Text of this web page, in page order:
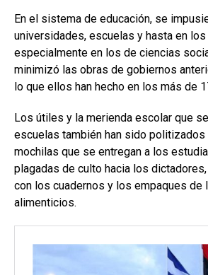
En el sistema de educación, se
universidades, escuelas y hasta en
especialmente en los de ciencias
minimizó las obras de gobiernos
lo que ellos han hecho en los más de
Los útiles y la merienda escolar que
escuelas también han sido politizados
mochilas que se entregan a los
plagadas de culto hacia los
con los cuadernos y los empaques de
alimenticios.